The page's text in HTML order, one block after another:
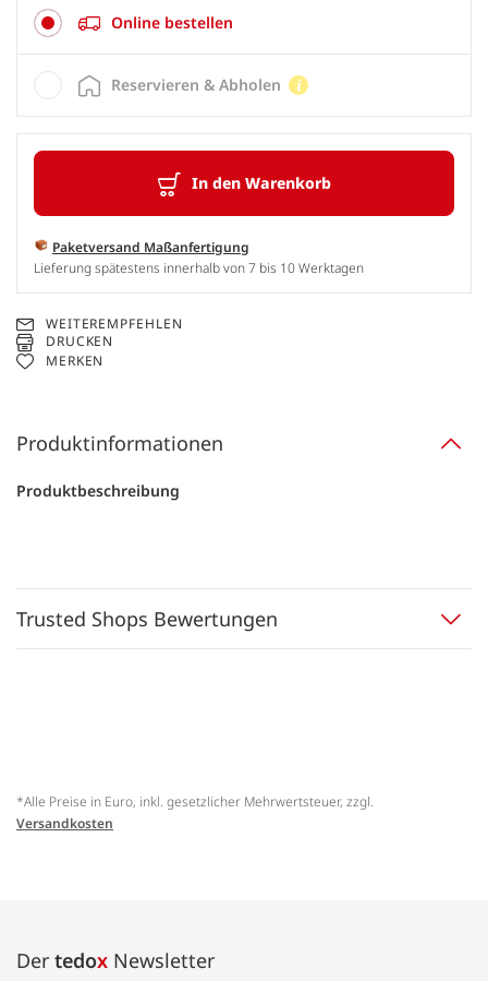
Online bestellen
In den Warenkorb
Paketversand Maßanfertigung
Lieferung spätestens innerhalb von 7 bis 10 Werktagen
Reservieren & Abholen
WEITEREMPFEHLEN
DRUCKEN
MERKEN
Produktinformationen
Produktbeschreibung
Trusted Shops Bewertungen
*Alle Preise in Euro, inkl. gesetzlicher Mehrwertsteuer, zzgl.
Versandkosten
Der tedox Newsletter